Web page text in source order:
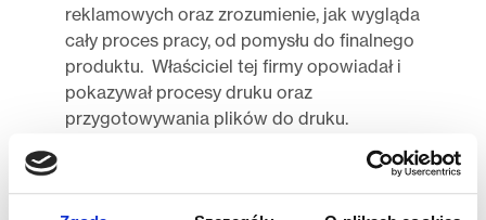
reklamowych oraz zrozumienie, jak wygląda
cały proces pracy, od pomysłu do finalnego
produktu. Właściciel tej firmy opowiadał i
pokazywał procesy druku oraz
przygotowywania plików do druku.
nowoczesnymi technikami druku oraz
sprzętem wykorzystywanym w drukarni.